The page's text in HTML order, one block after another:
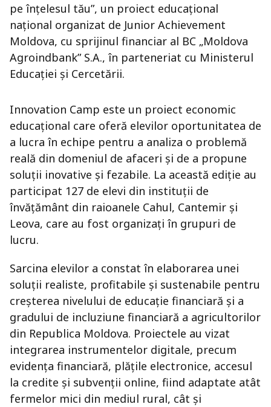
pe înțelesul tău”, un proiect educațional
național organizat de Junior Achievement
Moldova, cu sprijinul financiar al BC „Moldova
Agroindbank” S.A., în parteneriat cu Ministerul
Educației și Cercetării.
Innovation Camp este un proiect economic
educațional care oferă elevilor oportunitatea de
a lucra în echipe pentru a analiza o problemă
reală din domeniul de afaceri și de a propune
soluții inovative și fezabile. La această ediție au
participat 127 de elevi din instituții de
învățământ din raioanele Cahul, Cantemir și
Leova, care au fost organizați în grupuri de
lucru.
Sarcina elevilor a constat în elaborarea unei
soluții realiste, profitabile și sustenabile pentru
creșterea nivelului de educație financiară și a
gradului de incluziune financiară a agricultorilor
din Republica Moldova. Proiectele au vizat
integrarea instrumentelor digitale, precum
evidența financiară, plățile electronice, accesul
la credite și subvenții online, fiind adaptate atât
fermelor mici din mediul rural, cât și